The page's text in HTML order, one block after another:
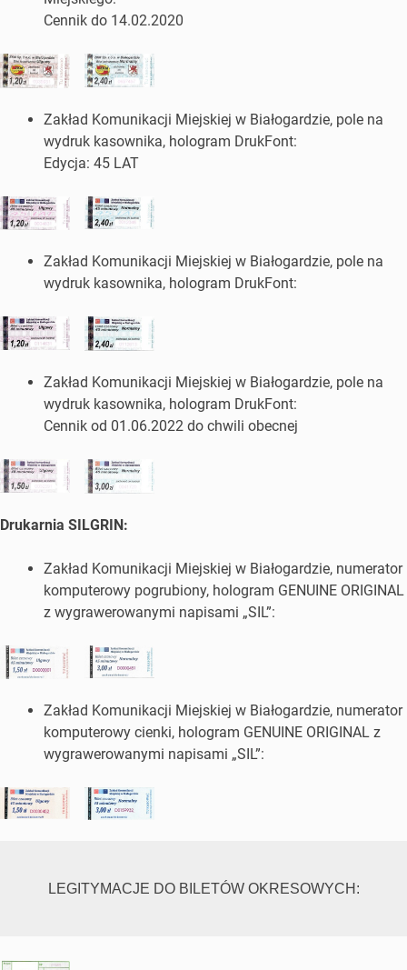
Cennik do 14.02.2020
Zakład Komunikacji Miejskiej w Białogardzie, pole na
wydruk kasownika, hologram DrukFont:
Edycja: 45 LAT
Zakład Komunikacji Miejskiej w Białogardzie, pole na
wydruk kasownika, hologram DrukFont:
Zakład Komunikacji Miejskiej w Białogardzie, pole na
wydruk kasownika, hologram DrukFont:
Cennik od 01.06.2022 do chwili obecnej
Drukarnia SILGRIN:
Zakład Komunikacji Miejskiej w Białogardzie, numerator
komputerowy pogrubiony, hologram GENUINE ORIGINAL
z wygrawerowanymi napisami „SIL”:
Zakład Komunikacji Miejskiej w Białogardzie, numerator
komputerowy cienki, hologram GENUINE ORIGINAL z
wygrawerowanymi napisami „SIL”:
LEGITYMACJE DO BILETÓW OKRESOWYCH: